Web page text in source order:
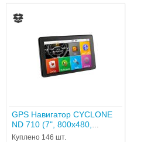
GPS Навигатор СYCLONE
ND 710 (7", 800х480,
256Mб опер., 8Гб внутр.
Куплено 146 шт.